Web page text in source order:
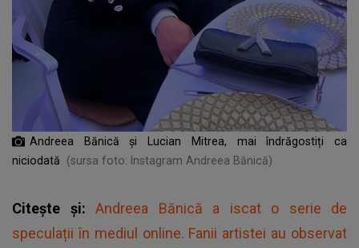
Andreea Bănică și Lucian Mitrea, mai îndrăgostiți ca
niciodată
(sursa foto: Instagram Andreea Bănică)
Citește și: Andreea Bănică a iscat o serie de
speculații în mediul online. Fanii artistei au observat